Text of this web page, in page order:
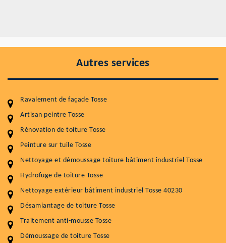
Autres services
Ravalement de façade Tosse
Artisan peintre Tosse
Rénovation de toiture Tosse
Peinture sur tuile Tosse
Nettoyage et démoussage toiture bâtiment industriel Tosse
Hydrofuge de toiture Tosse
Nettoyage extérieur bâtiment industriel Tosse 40230
Désamiantage de toiture Tosse
Traitement anti-mousse Tosse
Démoussage de toiture Tosse
Entretenir votre toiture, c'est préserver sa
durabilité
Plus de 15 ans d'expérience en couverture et facade
Service
Nettoyageb toiture
Démoussage toiture